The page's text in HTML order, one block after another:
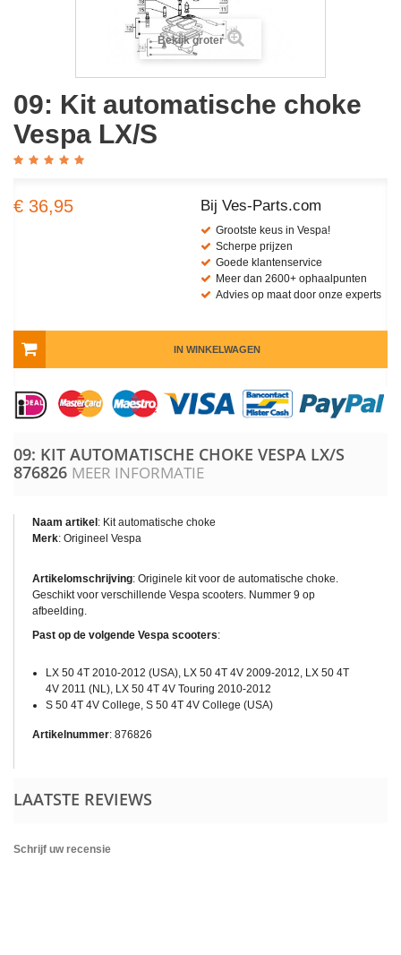
Bekijk groter
09: Kit automatische choke
Vespa LX/S
€ 36,95 Bij Ves-Parts.com
Grootste keus in Vespa!
Scherpe prijzen
Goede klantenservice
Meer dan 2600+ ophaalpunten
Advies op maat door onze experts
IN WINKELWAGEN
09: KIT AUTOMATISCHE CHOKE VESPA LX/S
876826 MEER INFORMATIE
Naam artikel : Kit automatische choke
Merk: Origineel Vespa
Artikelomschrijving: Originele kit voor de automatische choke.
Geschikt voor verschillende Vespa scooters. Nummer 9 op
afbeelding.
Past op de volgende Vespa scooters:
LX 50 4T 2010-2012 (USA), LX 50 4T 4V 2009-2012, LX 50 4T
4V 2011 (NL), LX 50 4T 4V Touring 2010-2012
S 50 4T 4V College, S 50 4T 4V College (USA)
Artikelnummer: 876826
LAATSTE REVIEWS
Schrijf uw recensie